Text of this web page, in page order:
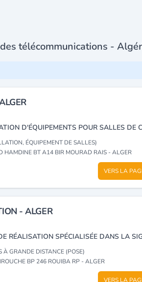
télécommunications -
ÉQUIPEMENT DE SALLES)
HAMDINE BT A14 BIR MOURAD RAIS - ALGER
VERS LA
- ALGER
À GRANDE DISTANCE (POSE)
BP 246 ROUIBA RP - ALGER
VERS LA